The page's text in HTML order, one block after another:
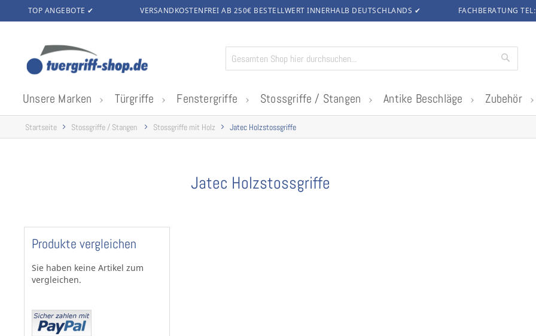
TOP ANGEBOTE ✔ VERSANDKOSTENFREI AB 250€ BESTELLWERT INNERHALB DEUTSCHLANDS ✔ FACHBERATUNG TEL:
Inhalt
springen
Suche
Unsere Marken Türgriffe Fenstergriffe Stossgriffe / Stangen Antike Beschläge Zubehör
Startseite Stossgriffe / Stangen Stossgriffe mit Holz Jatec Holzstossgriffe
Jatec Holzstossgriffe
Produkte vergleichen
Sie haben keine Artikel zum
vergleichen.